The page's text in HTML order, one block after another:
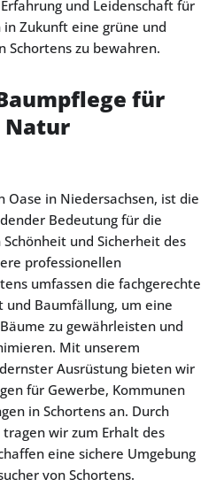
und Leidenschaft für
Zukunft eine grüne und
Schortens zu bewahren.
für
Natur
Oase in Niedersachsen, ist die
Bedeutung für die
und Sicherheit des
professionellen
umfassen die fachgerechte
und Baumfällung, um eine
zu gewährleisten und
Mit unserem
Ausrüstung bieten wir
für Gewerbe, Kommunen
in Schortens an. Durch
wir zum Erhalt des
eine sichere Umgebung
von Schortens.